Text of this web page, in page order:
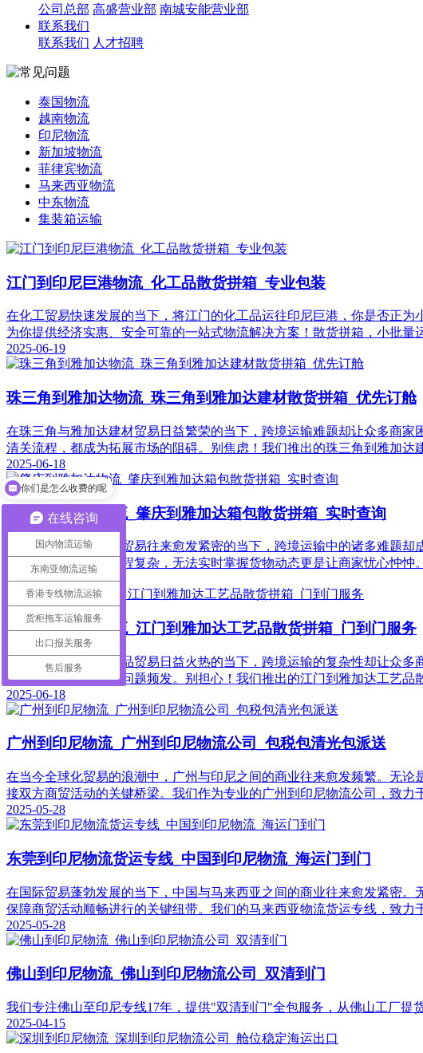
公司总部 高盛营业部 南城安能营业部
联系我们
联系我们 人才招聘
泰国物流
越南物流
印尼物流
新加坡物流
菲律宾物流
马来西亚物流
中东物流
集装箱运输
江门到印尼巨港物流_化工品散货拼箱_专业包装​
在化工贸易快速发展的当下，将江门的化工品运往印尼巨港，你是否正
为你提供经济实惠、安全可靠的一站式物流解决方案！​ 散货拼箱，小批量
2025-06-19
珠三角到雅加达物流_珠三角到雅加达建材散货拼箱_优先订舱
在珠三角与雅加达建材贸易日益繁荣的当下，跨境运输难题却让众多商
清关流程，都成为拓展市场的阻碍。别焦虑！我们推出的珠三角到雅加达
2025-06-18
肇庆到雅加达物流_肇庆到雅加达箱包散货拼箱_实时查询
在肇庆与雅加达箱包贸易往来愈发紧密的当下，跨境运输中的诸多难题
擦；运输环节多、流程复杂，无法实时掌握货物动态更是让商家忧心忡
2025-06-18
江门到雅加达物流_江门到雅加达工艺品散货拼箱_门到门服务
在江门与雅加达工艺品贸易日益火热的当下，跨境运输的复杂性却让众
流程复杂、配送难等问题频发。别担心！我们推出的江门到雅加达工艺
2025-06-18
广州到印尼物流_广州到印尼物流公司_包税包清光包派送
在当今全球化贸易的浪潮中，广州与印尼之间的商业往来愈发频繁。无
接双方商贸活动的关键桥梁。我们作为专业的广州到印尼物流公司，致力
2025-05-28
东莞到印尼物流货运专线_中国到印尼物流_海运门到门
在国际贸易蓬勃发展的当下，中国与马来西亚之间的商业往来愈发紧密
保障商贸活动顺畅进行的关键纽带。我们的马来西亚物流货运专线，致力
2025-05-28
佛山到印尼物流_佛山到印尼物流公司_双清到门
我们专注佛山至印尼专线17年，提供"双清到门"全包服务，从佛山工厂提
2025-04-15
在线咨询
国内物流运输
东南亚物流运输
香港专线物流运输
货柜拖车运输服务
出口报关服务
售后服务
你们是怎么收费的呢
货柜拖车服务